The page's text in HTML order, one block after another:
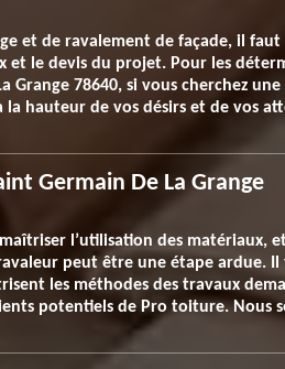
et de ravalement de façade, il
et le devis du projet. Pour les
Grange 78640, si vous cherchez
hauteur de vos désirs et de vos
Germain De La Grange
l’utilisation des matériaux,
peut être une étape ardue.
les méthodes des travaux
potentiels de Pro toiture. Nous